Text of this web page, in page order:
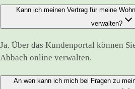
Kann ich meinen Vertrag für meine
verwalten?
Ja. Über das Kundenportal können
Abbach online verwalten.
An wen kann ich mich bei Fragen zu